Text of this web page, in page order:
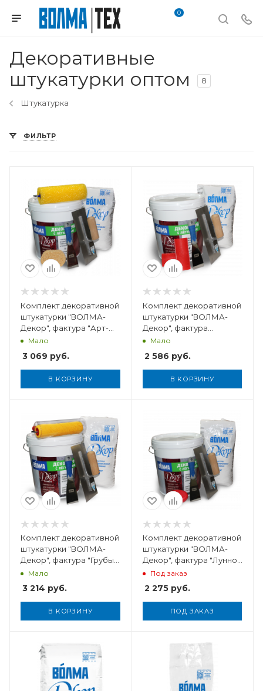
0
Декоративные
штукатурки оптом
8
Штукатурка
ФИЛЬТР
Комплект декоративной
штукатурки "ВОЛМА-
Декор", фактура "Арт-
Бетон", 5 кг
Мало
3 069 руб.
В КОРЗИНУ
5
Комплект декоративной
штукатурки "ВОЛМА-
Декор", фактура
"Дерево", 5 кг
Мало
2 586 руб.
В КОРЗИНУ
Комплект декоративной
штукатурки "ВОЛМА-
Декор", фактура "Грубый
Травертин", 5 кг
Мало
3 214 руб.
В КОРЗИНУ
5
Комплект декоративной
штукатурки "ВОЛМА-
Декор", фактура "Лунное
облако", 5 кг
Под заказ
2 275руб.
ПОД ЗАКАЗ
Вес, кг
5